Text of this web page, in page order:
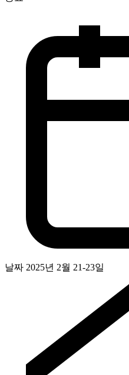
날짜 2025년 2월 21-23일